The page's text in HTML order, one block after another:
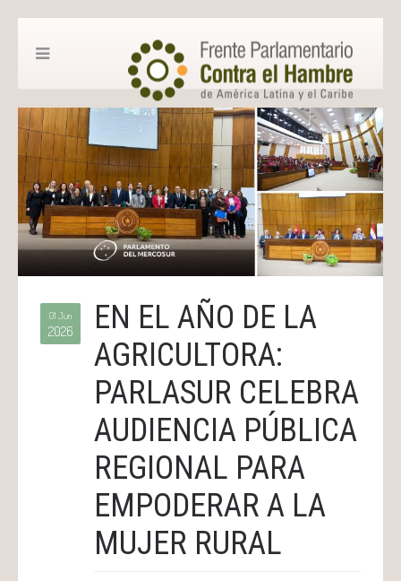
01 Jun
2026
EN EL AÑO DE LA
AGRICULTORA:
PARLASUR CELEBRA
AUDIENCIA PÚBLICA
REGIONAL PARA
EMPODERAR A LA
MUJER RURAL